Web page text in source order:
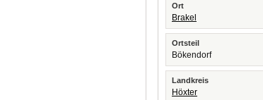
Ort
Brakel
Ortsteil
Bökendorf
Landkreis
Höxter